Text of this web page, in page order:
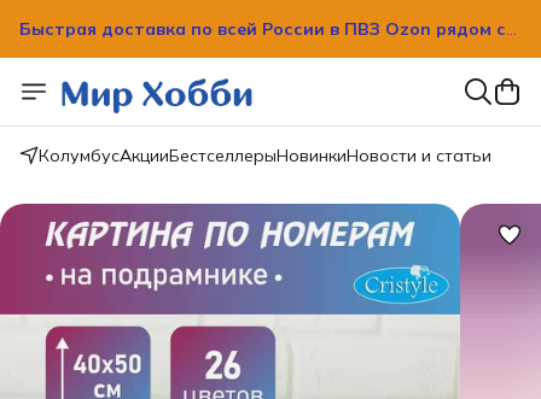
Быстрая доставка по всей России в ПВЗ Ozon рядом с
вашим домом!
Быстрая доставка по всей России в ПВЗ Ozon рядом с
вашим домом!
КолумбусАкцииБестселлерыНовинкиНовости и статьи